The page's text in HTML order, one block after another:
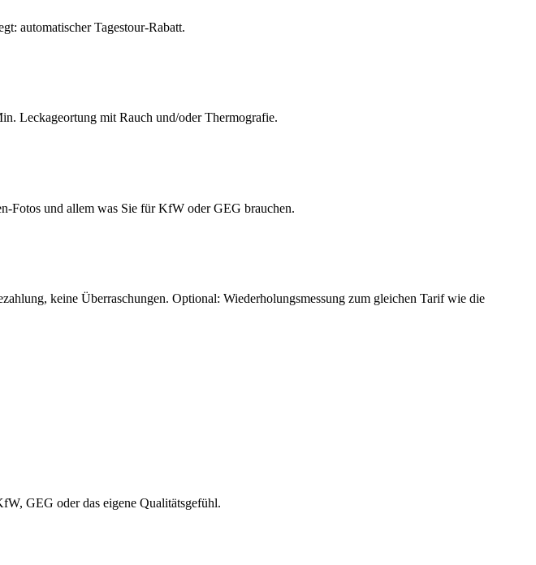
automatischer Tagestour-Rabatt.
Leckageortung mit Rauch und/oder Thermografie.
Fotos und allem was Sie für KfW oder GEG brauchen.
keine Überraschungen. Optional: Wiederholungsmessung zum gleichen Tarif wie die
GEG oder das eigene Qualitätsgefühl.